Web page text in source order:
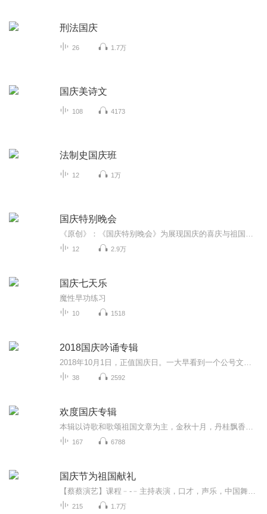
刑法国庆
26 1.7万
国庆美诗文
108 4173
法制史国庆班
12 1万
国庆特别晚会
12 2.9万
国庆七天乐
魔性早功练习
10 1518
2018国庆吟诵专辑
38 2592
欢度国庆专辑
167 6788
国庆节为祖国献礼
215 1.7万